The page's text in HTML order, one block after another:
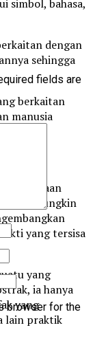
simbol, bahasa,
dengan
sehingga
berkaitan
manusia
pekerjaan
diri mungkin
yang tersisa
yang
ia hanya
yang
lain praktik
fields are
browser for the